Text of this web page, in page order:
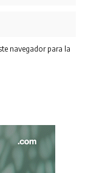
navegador para la